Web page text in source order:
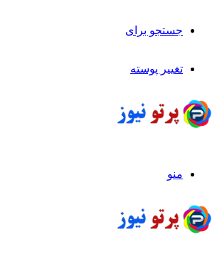
جستجو برای
تغییر پوسته
منو